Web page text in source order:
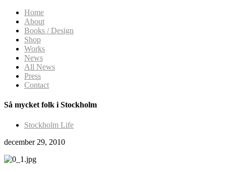
Home
About
Books / Design
Shop
Works
News
All News
Press
Contact
Så mycket folk i Stockholm
Stockholm Life
december 29, 2010